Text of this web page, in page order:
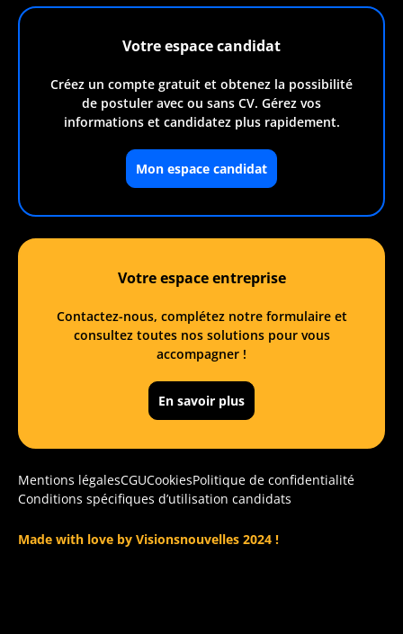
Votre espace candidat
Créez un compte gratuit et obtenez la possibilité
de postuler avec ou sans CV. Gérez vos
informations et candidatez plus rapidement.
Mon espace candidat
Votre espace entreprise
Contactez-nous, complétez notre formulaire et
consultez toutes nos solutions pour vous
accompagner !
En savoir plus
Mentions légalesCGUCookiesPolitique de confidentialité
Conditions spécifiques d’utilisation candidats
Made with love by Visionsnouvelles 2024 !